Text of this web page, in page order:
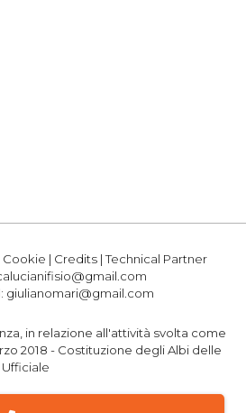
Cookie | Credits |Technical Partner
giulianomari@gmail.com
in relazione all'attività svolta come
2018 - Costituzione degli Albi delle